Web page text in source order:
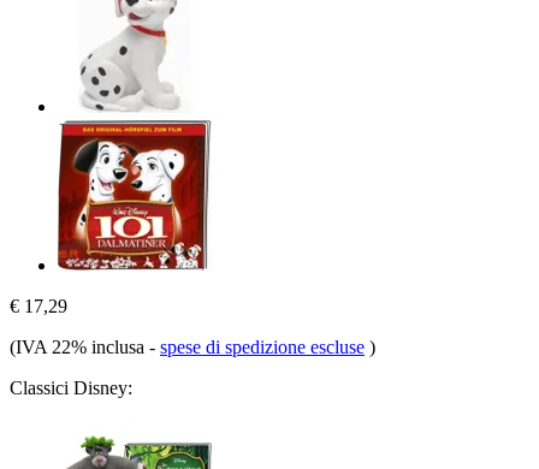
€ 17,29
(IVA 22% inclusa - spese di spedizione escluse )
Classici Disney: